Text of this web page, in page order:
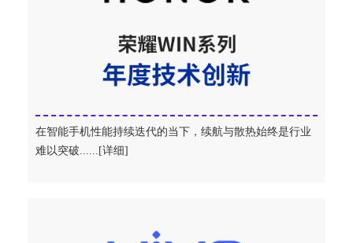
在智能手机性能持续迭代的当下，续航与散热始终是行业
难以突破......[详细]